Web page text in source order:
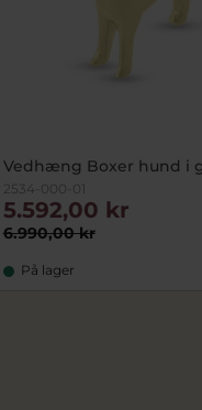
Vedhæng Boxer hund i
2534-000-01
6.990,00 kr
5.592,00 kr
På lager